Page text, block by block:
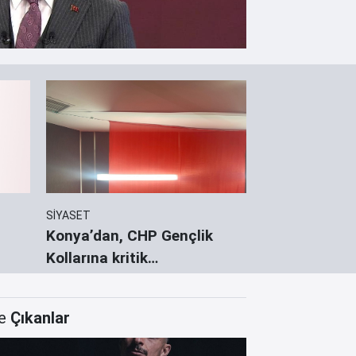
SİYASET
Konya’dan, CHP Gençlik
Kollarına kritik
Çıkanlar